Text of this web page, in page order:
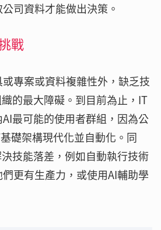
司資料才能做出決策。
戰
專案或資料複雜性外，缺乏技
的最大障礙。到目前為止，IT
最可能的使用者群組，因為公
礎架構現代化並自動化。同
技能落差，例如自動執行技術
更有生產力，或使用AI輔助學